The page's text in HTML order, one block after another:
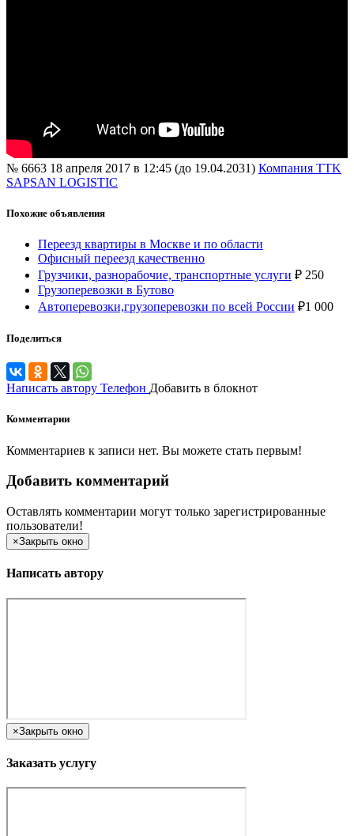
№ 6663 18 апреля 2017 в 12:45 (до 19.04.2031) Компания TTK
SAPSAN LOGISTIC
Похожие объявления
Переезд квартиры в Москве и по области
Офисный переезд качественно
Грузчики, разнорабочие, транспортные услуги ₽ 250
Грузоперевозки в Бутово
Автоперевозки,грузоперевозки по всей России ₽1 000
Поделиться
Написать автору Телефон Добавить в блокнот
Комментарии
Комментариев к записи нет. Вы можете стать первым!
Добавить комментарий
Оставлять комментарии могут только зарегистрированные
пользователи!
×Закрыть окно
Написать автору
×Закрыть окно
Заказать услугу